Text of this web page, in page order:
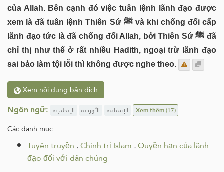
của Allah. Bên cạnh đó việc tuân lệnh lãnh đạo được
xem là đã tuân lệnh Thiên Sứ ﷺ và khi chống đối cấp
lãnh đạo tức là đã chống đối Allah, bởi Thiên Sứ ﷺ đã
chỉ thị như thế ở rất nhiều Hadith, ngoại trừ lãnh đạo
sai bảo làm tội lỗi thì không được nghe theo.
Xem nội dung bản dịch
Ngôn ngữ: الإنجليزية الأوردية الإسبانية Xem thêm(17)
Các danh mục
Tuyên truyền .Chính trị Islam .Quyền hạn của lãnh
đạo đối với dân chúng